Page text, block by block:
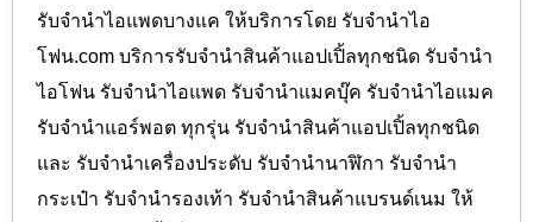
รับจำนำไอแพดบางแค ให้บริการโดย รับจํานําไอ
โฟน.com บริการรับจำนำสินค้าแอปเปิ้ลทุกชนิด รับจำนำ
ไอโฟน รับจำนำไอแพด รับจำนำแมคบุ๊ค รับจำนำไอแมค
รับจำนำแอร์พอต ทุกรุ่น รับจำนำสินค้าแอปเปิ้ลทุกชนิด
และ รับจำนำเครื่องประดับ รับจำนำนาฬิกา รับจำนำ
กระเป๋า รับจำนำรองเท้า รับจำนำสินค้าแบรนด์เนม ให้